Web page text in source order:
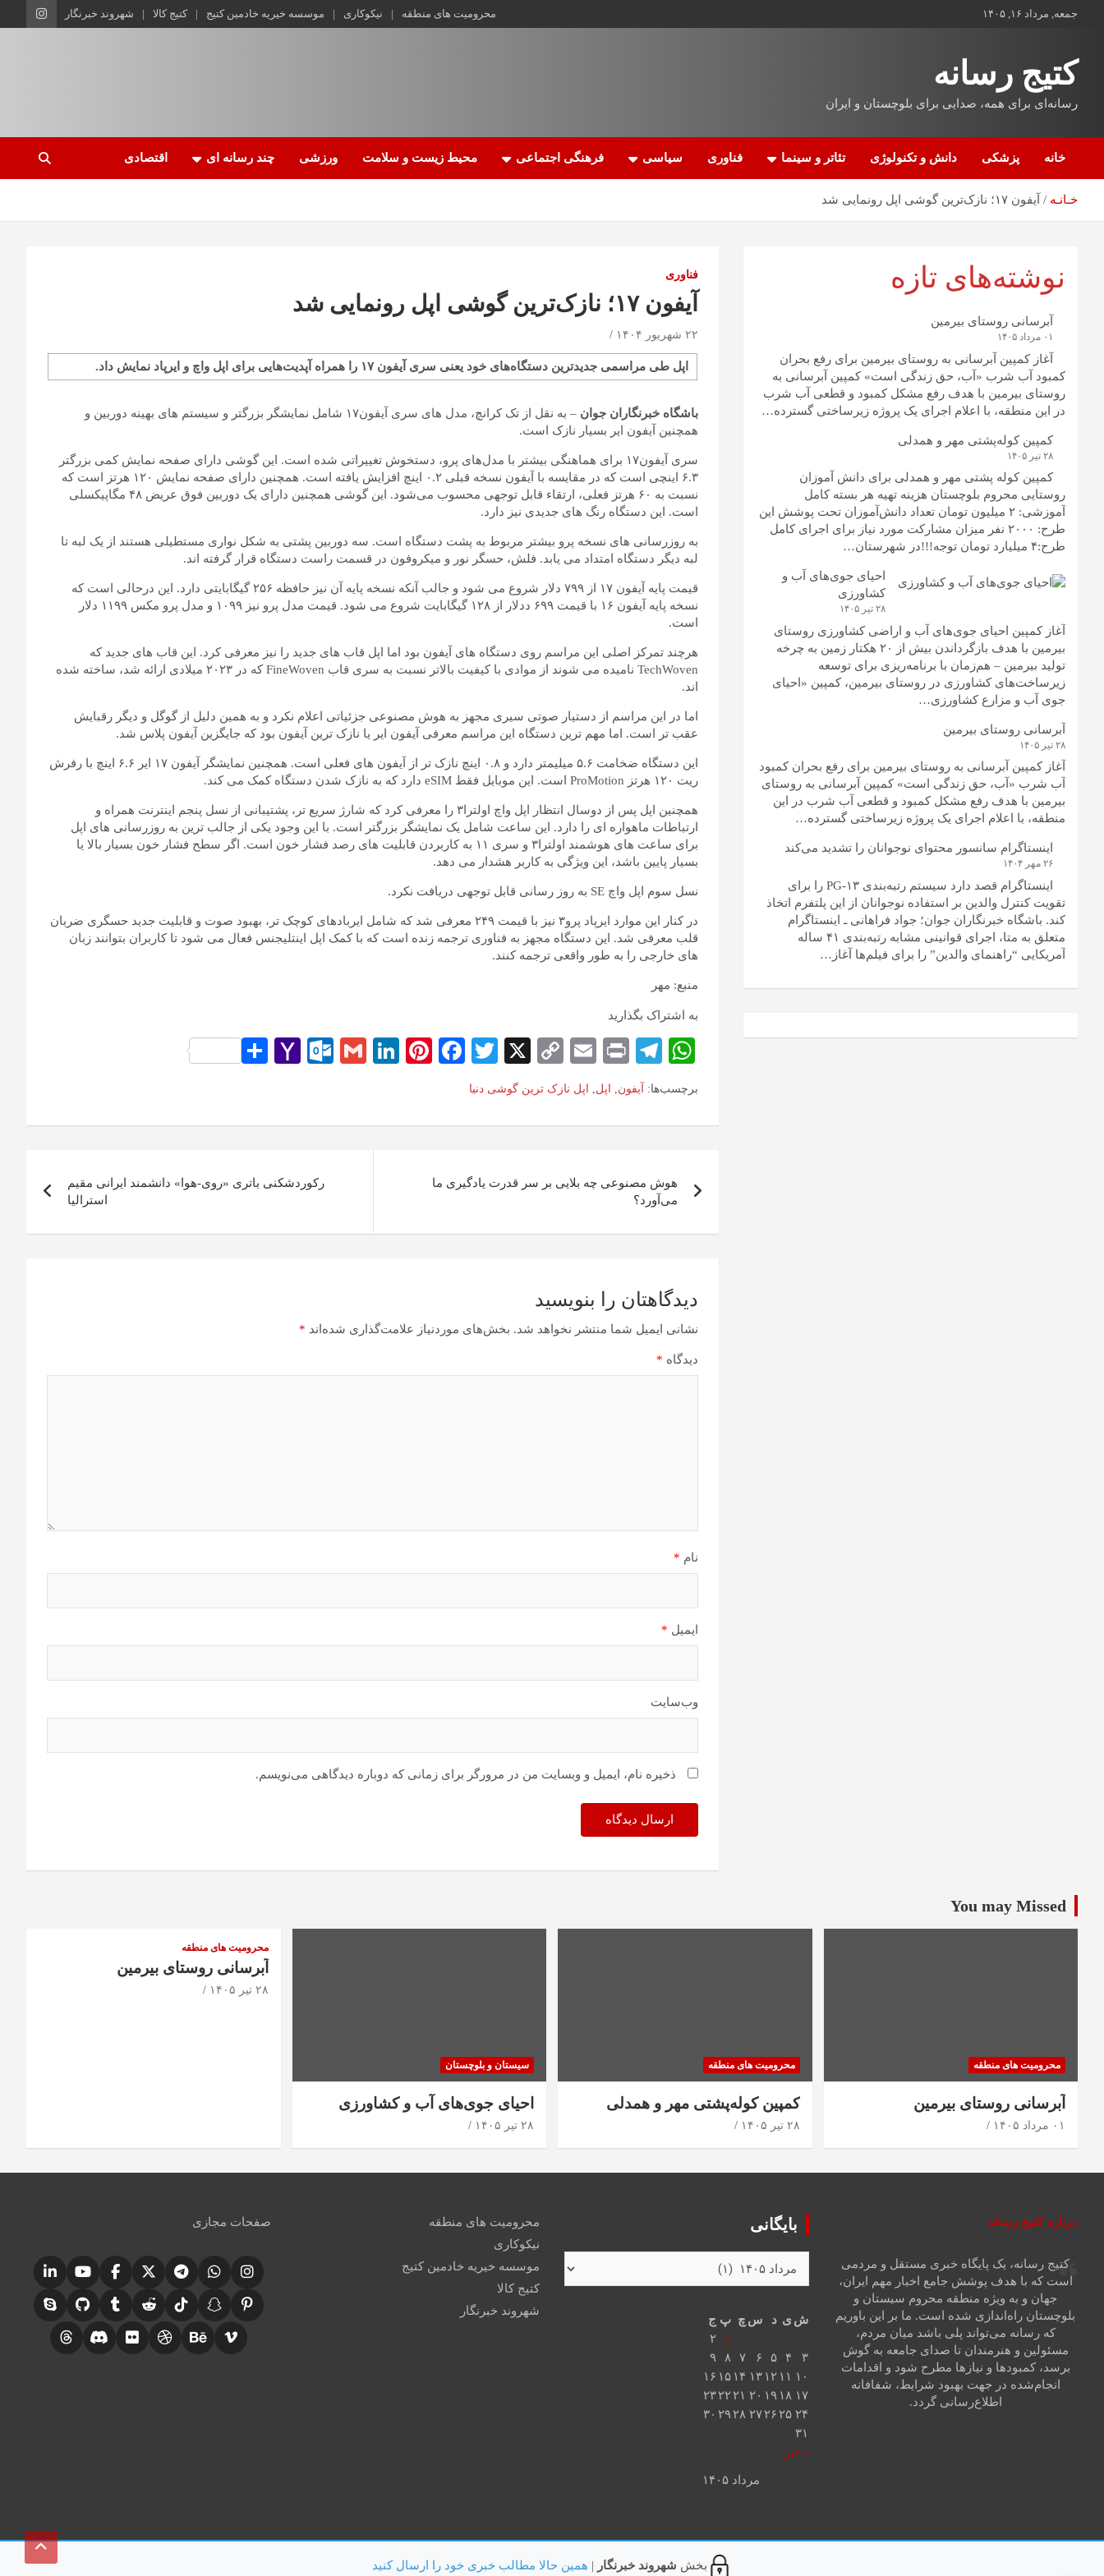
جمعه, مرداد ۱۶, ۱۴۰۵ محرومیت های منطقه نیکوکاری موسسه خیریه خادمین کتیج کتیج کالا شهروند خبرنگار
کتیج رسانه
رسانه‌ای برای همه، صدایی برای بلوچستان و ایران
خانه پزشکی دانش و تکنولوژی تئاتر و سینما فناوری سیاسی فرهنگی اجتماعی محیط زیست و سلامت ورزشی چند رسانه ای اقتصادی
خـانـه آیفون ۱۷؛ نازک‌ترین گوشی اپل رونمایی شد
فناوری
آیفون ۱۷؛ نازک‌ترین گوشی اپل رونمایی شد
۲۲ شهریور ۱۴۰۴
اپل طی مراسمی جدیدترین دستگاه‌های خود یعنی سری آیفون ۱۷ را همراه آپدیت‌هایی برای اپل واچ و ایرپاد نمایش داد.
باشگاه خبرنگاران جوان
– به نقل از تک کرانچ، مدل های سری آیفون۱۷ شامل نمایشگر بزرگتر و سیستم های بهینه دوربین و
همچنین آیفون ایر بسیار نازک است.
سری آیفون۱۷ برای هماهنگی بیشتر با مدل‌های پرو، دستخوش تغییراتی شده است. این گوشی دارای صفحه نمایش کمی بزرگتر
۶.۳ اینچی است که در مقایسه با آیفون نسخه قبلی ۰.۲ اینچ افزایش یافته است. همچنین دارای صفحه نمایش ۱۲۰ هرتز است که
نسبت به ۶۰ هرتز فعلی، ارتقاء قابل توجهی محسوب می‌شود. این گوشی همچنین دارای یک دوربین فوق عریض ۴۸ مگاپیکسلی
است. این دستگاه رنگ های جدیدی نیز دارد.
به روزرسانی های نسخه پرو بیشتر مربوط به پشت دستگاه است. سه دوربین پشتی به شکل نواری مستطیلی هستند از یک لبه تا
لبه دیگر دستگاه امتداد می یابد. فلش، حسگر نور و میکروفون در قسمت راست دستگاه قرار گرفته اند.
قیمت پایه آیفون ۱۷ از ۷۹۹ دلار شروع می شود و جالب آنکه نسخه پایه آن نیز حافظه ۲۵۶ گیگابایتی دارد. این درحالی است که
نسخه پایه آیفون ۱۶ با قیمت ۶۹۹ ددلار از ۱۲۸ گیگابایت شروع می شود. قیمت مدل پرو نیز ۱۰۹۹ و مدل پرو مکس ۱۱۹۹ دلار
است.
هرچند تمرکز اصلی این مراسم روی دستگاه های آیفون بود اما اپل قاب های جدید را نیز معرفی کرد. این قاب های جدید که
TechWoven نامیده می شوند از موادی با کیفیت بالاتر نسبت به سری قاب FineWoven که در ۲۰۲۳ میلادی ارائه شد، ساخته شده
اند.
اما در این مراسم از دستیار صوتی سیری مجهز به هوش مصنوعی جزئیاتی اعلام نکرد و به همین دلیل از گوگل و دیگر رقبایش
عقب تر است. اما مهم ترین دستگاه این مراسم معرفی آیفون ایر یا نازک ترین آیفون بود که جایگزین آیفون پلاس شد.
این دستگاه ضخامت ۵.۶ میلیمتر دارد و ۰.۸ اینچ نازک تر از آیفون های فعلی است. همچنین نمایشگر آیفون ۱۷ ایر ۶.۶ اینچ با رفرش
ریت ۱۲۰ هرتز ProMotion است. این موبایل فقط eSIM دارد که به نازک شدن دستگاه کمک می کند.
همچنین اپل پس از دوسال انتظار اپل واچ اولترا۳ را معرفی کرد که شارژ سریع تر، پشتیبانی از نسل پنجم اینترنت همراه و
ارتباطات ماهواره ای را دارد. این ساعت شامل یک نمایشگر بزرگتر است. با این وجود یکی از جالب ترین به روزرسانی های اپل
برای ساعت های هوشمند اولترا۳ و سری ۱۱ به کاربردن قابلیت های رصد فشار خون است. اگر سطح فشار خون بسیار بالا یا
بسیار پایین باشد، این ویژگی به کاربر هشدار می دهد.
نسل سوم اپل واچ SE به روز رسانی قابل توجهی دریافت نکرد.
در کنار این موارد ایرپاد پرو۳ نیز با قیمت ۲۴۹ معرفی شد که شامل ایربادهای کوچک تر، بهبود صوت و قابلیت جدید حسگری ضربان
قلب معرفی شد. این دستگاه مجهز به فناوری ترجمه زنده است که با کمک اپل اینتلیجنس فعال می شود تا کاربران بتوانند زبان
های خارجی را به طور واقعی ترجمه کنند.
منبع: مهر
به اشتراک بگذارید
W
ha
ts
A
Te
gr
a
Pr
in
t
E
m
ail
C
op
y
Li
X
T
wi
r
Fa
ok
Pi
es
Li
In
G
O
ok
o
Y
M
برچسب‌ها: آیفون, اپل, اپل نازک ترین گوشی دنیا
هوش مصنوعی چه بلایی بر سر قدرت یادگیری ما
می‌آورد؟
رکوردشکنی باتری «روی-هوا» دانشمند ایرانی مقیم
استرالیا
دیدگاهتان را بنویسید
نشانی ایمیل شما منتشر نخواهد شد. بخش‌های موردنیاز علامت‌گذاری شده‌اند *
دیدگاه *
نام *
ایمیل *
وب‌سایت
ذخیره نام، ایمیل و وبسایت من در مرورگر برای زمانی که دوباره دیدگاهی می‌نویسم.
نوشته‌های تازه
آبرسانی روستای بیرمین
۰۱ مرداد ۱۴۰۵
آغاز کمپین آبرسانی به روستای بیرمین برای رفع بحران
کمبود آب شرب «آب، حق زندگی است» کمپین آبرسانی به
روستای بیرمین با هدف رفع مشکل کمبود و قطعی آب شرب
در این منطقه، با اعلام اجرای یک پروژه زیرساختی گسترده…
کمپین کوله‌پشتی مهر و همدلی
۲۸ تیر ۱۴۰۵
کمپین کوله‌ پشتی مهر و همدلی برای دانش آموزان
روستایی محروم بلوچستان هزینه تهیه هر بسته کامل
آموزشی: ۲ میلیون تومان تعداد دانش‌آموزان تحت پوشش این
طرح: ۲۰۰۰ نفر میزان مشارکت مورد نیاز برای اجرای کامل
طرح:۴ میلیارد تومان توجه!!!در شهرستان…
احیای جوی‌های آب و
کشاورزی
۲۸ تیر ۱۴۰۵
آغاز کمپین احیای جوی‌های آب و اراضی کشاورزی روستای
بیرمین با هدف بازگرداندن بیش از ۲۰ هکتار زمین به چرخه
تولید بیرمین – هم‌زمان با برنامه‌ریزی برای توسعه
زیرساخت‌های کشاورزی در روستای بیرمین، کمپین «احیای
جوی آب و مزارع کشاورزی…
آبرسانی روستای بیرمین
۲۸ تیر ۱۴۰۵
آغاز کمپین آبرسانی به روستای بیرمین برای رفع بحران کمبود
آب شرب «آب، حق زندگی است» کمپین آبرسانی به روستای
بیرمین با هدف رفع مشکل کمبود و قطعی آب شرب در این
منطقه، با اعلام اجرای یک پروژه زیرساختی گسترده…
اینستاگرام سانسور محتوای نوجوانان را تشدید می‌کند
۲۶ مهر ۱۴۰۴
اینستاگرام قصد دارد سیستم رتبه‌بندی PG-۱۳ را برای
تقویت کنترل والدین بر استفاده نوجوانان از این پلتفرم اتخاذ
کند. باشگاه خبرنگاران جوان؛ جواد فراهانی ـ اینستاگرام
متعلق به متا، اجرای قوانینی مشابه رتبه‌بندی ۴۱ ساله
آمریکایی “راهنمای والدین” را برای فیلم‌ها آغاز…
You may Missed
محرومیت های منطقه
آبرسانی روستای بیرمین
۰۱ مرداد ۱۴۰۵
محرومیت های منطقه
کمپین کوله‌پشتی مهر و همدلی
۲۸ تیر ۱۴۰۵
سیستان و بلوچستان
احیای جوی‌های آب و کشاورزی
۲۸ تیر ۱۴۰۵
محرومیت های منطقه
آبرسانی روستای بیرمین
۲۸ تیر ۱۴۰۵
درباره کتیج رسانه
کتیج رسانه، یک پایگاه خبری مستقل و مردمی
است که با هدف پوشش جامع اخبار مهم ایران،
جهان و به ویژه منطقه محروم سیستان و
بلوچستان راه‌اندازی شده است. ما بر این باوریم
که رسانه می‌تواند پلی باشد میان مردم،
مسئولین و هنرمندان تا صدای جامعه به گوش
برسد، کمبودها و نیازها مطرح شود و اقدامات
انجام‌شده در جهت بهبود شرایط، شفافانه
اطلاع‌رسانی گردد.
بایگانی
مرداد ۱۴۰۵
ش ی د س چ پ ج
« تیر
۱
۲
۳
۴ ۵ ۶ ۷ ۸
۹
۱۰ ۱۱ ۱۲ ۱۳ ۱۴ ۱۵ ۱۶
۱۷ ۱۸ ۱۹ ۲۰ ۲۱ ۲۲ ۲۳
۲۴ ۲۵ ۲۶ ۲۷ ۲۸ ۲۹ ۳۰
۳۱
محرومیت های منطقه
نیکوکاری
موسسه خیریه خادمین کتیج
کتیج کالا
شهروند خبرنگار
صفحات مجازی
بخش شهروند خبرنگار | همین حالا مطالب خبری خود را ارسال کنید